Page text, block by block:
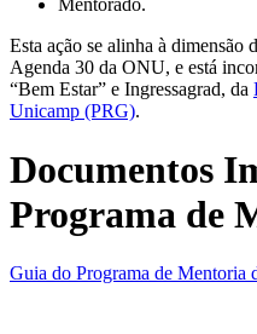
Esta ação se alinha à dimensão
Agenda 30 da ONU, e está
“Bem Estar” e Ingressagrad, da
Unicamp (PRG).
Documentos
Programa de
Guia do Programa de Mentoria